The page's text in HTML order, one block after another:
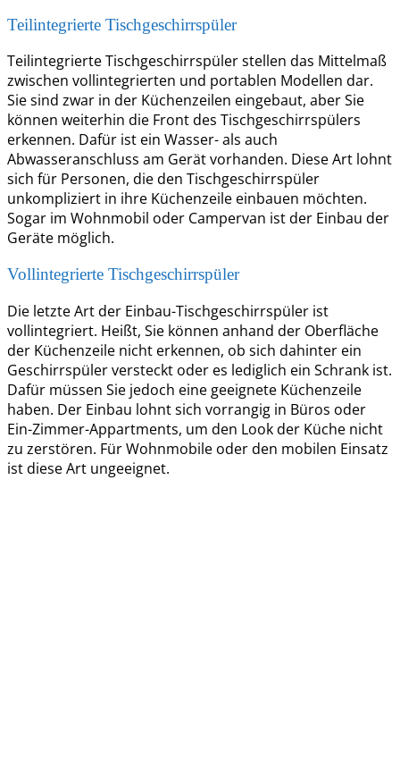
Teilintegrierte Tischgeschirrspüler
Teilintegrierte Tischgeschirrspüler stellen das Mittelmaß
zwischen vollintegrierten und portablen Modellen dar.
Sie sind zwar in der Küchenzeilen eingebaut, aber Sie
können weiterhin die Front des Tischgeschirrspülers
erkennen. Dafür ist ein Wasser- als auch
Abwasseranschluss am Gerät vorhanden. Diese Art lohnt
sich für Personen, die den Tischgeschirrspüler
unkompliziert in ihre Küchenzeile einbauen möchten.
Sogar im Wohnmobil oder Campervan ist der Einbau der
Geräte möglich.
Vollintegrierte Tischgeschirrspüler
Die letzte Art der Einbau-Tischgeschirrspüler ist
vollintegriert. Heißt, Sie können anhand der Oberfläche
der Küchenzeile nicht erkennen, ob sich dahinter ein
Geschirrspüler versteckt oder es lediglich ein Schrank ist.
Dafür müssen Sie jedoch eine geeignete Küchenzeile
haben. Der Einbau lohnt sich vorrangig in Büros oder
Ein-Zimmer-Appartments, um den Look der Küche nicht
zu zerstören. Für Wohnmobile oder den mobilen Einsatz
ist diese Art ungeeignet.